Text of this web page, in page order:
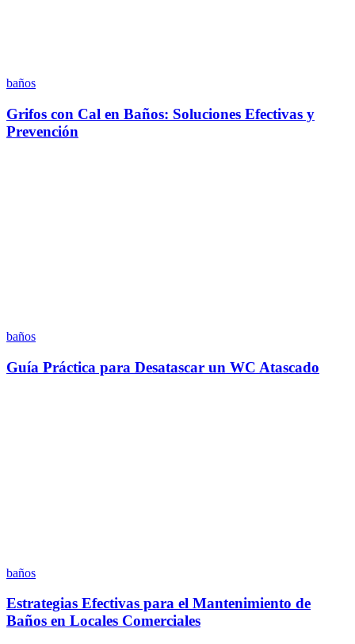
baños
Grifos con Cal en Baños: Soluciones Efectivas y
Prevención
baños
Guía Práctica para Desatascar un WC Atascado
baños
Estrategias Efectivas para el Mantenimiento de
Baños en Locales Comerciales